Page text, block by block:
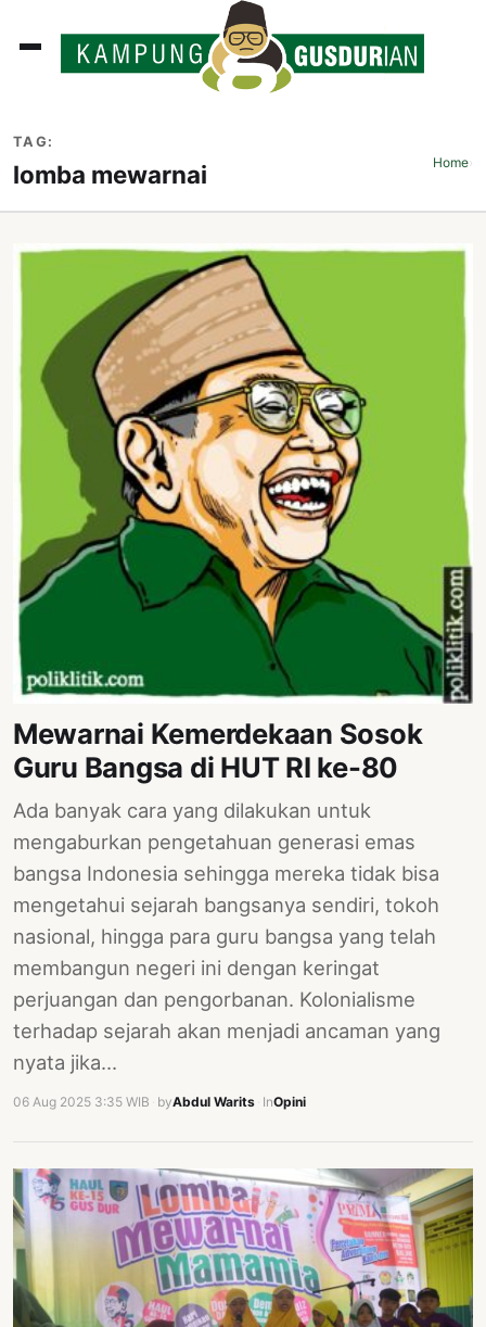
TAG:
lomba mewarnai Home›
Mewarnai Kemerdekaan Sosok
Guru Bangsa di HUT RI ke-80
Ada banyak cara yang dilakukan untuk
mengaburkan pengetahuan generasi emas
bangsa Indonesia sehingga mereka tidak bisa
mengetahui sejarah bangsanya sendiri, tokoh
nasional, hingga para guru bangsa yang telah
membangun negeri ini dengan keringat
perjuangan dan pengorbanan. Kolonialisme
terhadap sejarah akan menjadi ancaman yang
nyata jika…
06 Aug 2025 3:35 WIB byAbdul Warits InOpini